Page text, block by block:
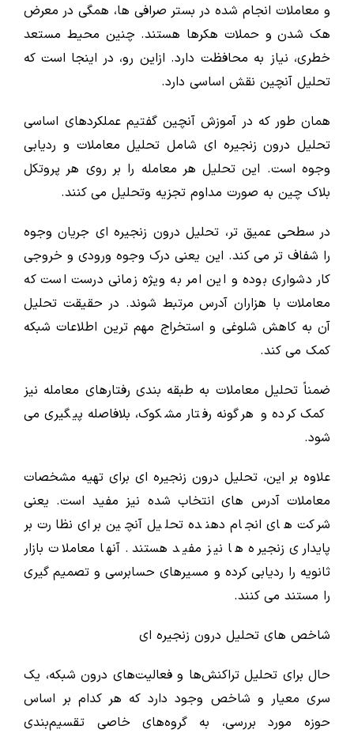
و معاملات انجام شده در بستر صرافی ها، همگی در معرض
هک شدن و حملات هکرها هستند. چنین محیط مستعد
خطری، نیاز به محافظت دارد. ازاین رو، در اینجا است که
تحلیل آنچین نقش اساسی دارد.
همان طور که در آموزش آنچین گفتیم عملکردهای اساسی
تحلیل درون زنجیره ای شامل تحلیل معاملات و ردیابی
وجوه است. این تحلیل هر معامله را بر روی هر پروتکل
بلاک چین به صورت مداوم تجزیه وتحلیل می کنند.
در سطحی عمیق تر، تحلیل درون زنجیره ای جریان وجوه
را شفاف تر می کند. این یعنی درک وجوه ورودی و خروجی
کار دشواری بوده و این امر به ویژه زمانی درست است که
معاملات با هزاران آدرس مرتبط شوند. در حقیقت تحلیل
آن به کاهش شلوغی و استخراج مهم ترین اطلاعات شبکه
کمک می کند.
ضمناً تحلیل معاملات به طبقه بندی رفتارهای معامله نیز
کمک کرده و هرگونه رفتار مشکوک، بلافاصله پیگیری می
شود.
علاوه بر این، تحلیل درون زنجیره ای برای تهیه مشخصات
معاملات آدرس های انتخاب شده نیز مفید است. یعنی
شرکت های انجام دهنده تحلیل آنچین برای نظارت بر
پایداری زنجیره ها نیز مفید هستند. آنها معاملات بازار
ثانویه را ردیابی کرده و مسیرهای حسابرسی و تصمیم گیری
را مستند می کنند.
شاخص های تحلیل درون زنجیره ای
حال برای تحلیل تراکنش‌ها و فعالیت‌های درون شبکه، یک
سری معیار و شاخص وجود دارد که هر کدام بر اساس
حوزه مورد بررسی، به گروه‌های خاصی تقسیم‌بندی